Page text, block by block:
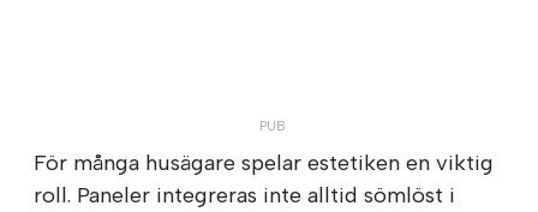
För många husägare spelar estetiken en viktig
roll. Paneler integreras inte alltid sömlöst i